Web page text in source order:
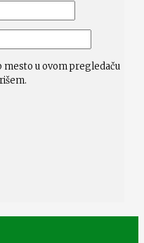
mesto u ovom pregledaču